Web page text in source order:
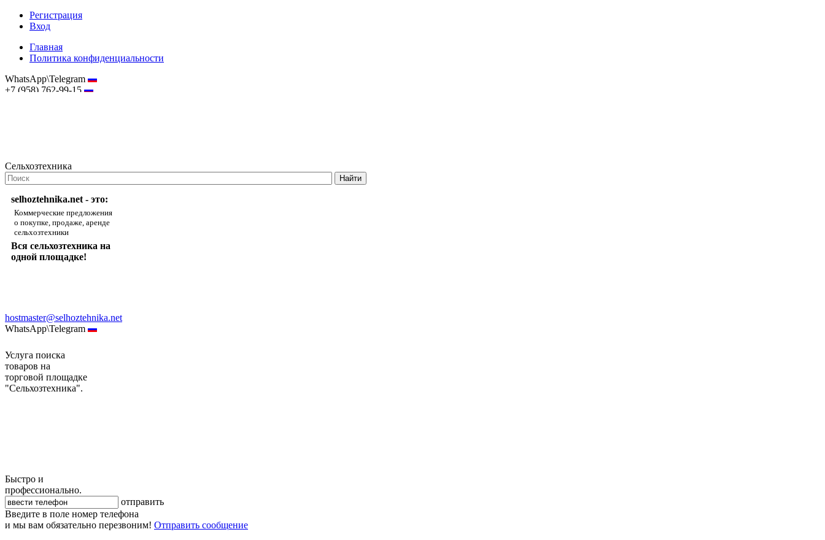
Регистрация
Вход
Главная
Политика конфиденциальности
WhatsApp\Telegram
+7 (958) 762-99-15
Сельхозтехника
selhoztehnika.net - это:
Коммерческие предложения
о покупке, продаже, аренде
сельхозтехники
Вся сельхозтехника на
одной площадке!
hostmaster@selhoztehnika.net
WhatsApp\Telegram
Услуга поиска
товаров на
торговой площадке
"Сельхозтехника".
Быстро и
профессионально.
отправить
Введите в поле номер телефона
и мы вам обязательно перезвоним! Отправить сообщение